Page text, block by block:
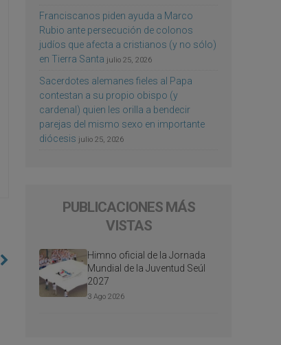
Franciscanos piden ayuda a Marco
Rubio ante persecución de colonos
judíos que afecta a cristianos (y no sólo)
en Tierra Santa julio 25, 2026
Sacerdotes alemanes fieles al Papa
contestan a su propio obispo (y
cardenal) quien les orilla a bendecir
parejas del mismo sexo en importante
diócesis julio 25, 2026
PUBLICACIONES MÁS
VISTAS
Himno oficial de la Jornada
Mundial de la Juventud Seúl
2027
3 Ago 2026